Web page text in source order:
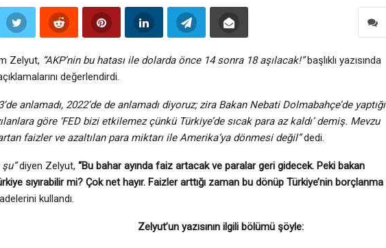
Zelyut, “AKP’nin bu hatası ile dolarda önce 14 sonra 18 aşılacak!”başlıklı yazısında
değerlendirdi.
anlamadı, 2022’de de anlamadı diyoruz; zira Bakan Nebati Dolmabahçe’de yaptığı
göre ‘FED bizi etkilemez çünkü Türkiye’de sıcak para az kaldı’ demiş. Mevzu
faizler ve azaltılan para miktarı ile Amerika’ya dönmesi değil”dedi.
diyen Zelyut, “Bu bahar ayında faiz artacak ve paralar geri gidecek. Peki bakan
sıyırabilir mi? Çok net hayır. Faizler arttığı zaman bu dönüp Türkiye’nin borçlanma
kullandı.
Zelyut’un yazısının ilgili bölümü şöyle: